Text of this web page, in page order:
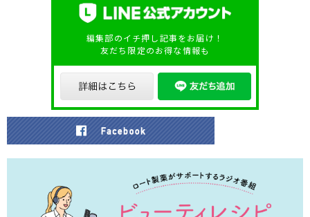
編集部のイチ押し記事をお届け！
友だち限定のお得な情報も